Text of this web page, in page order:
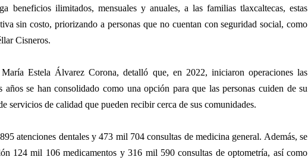
beneficios ilimitados, mensuales y anuales, a las familias tlaxcaltecas, estas
sin costo, priorizando a personas que no cuentan con seguridad social, como
Cisneros.
Estela Álvarez Corona, detalló que, en 2022, iniciaron operaciones las
se han consolidado como una opción para que las personas cuiden de su
servicios de calidad que pueden recibir cerca de sus comunidades.
atenciones dentales y 473 mil 704 consultas de medicina general. Además, se
124 mil 106 medicamentos y 316 mil 590 consultas de optometría, así como